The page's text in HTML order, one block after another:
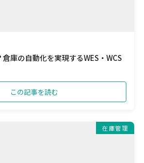
庫の自動化を実現するWES・WCS
この記事を読む
在庫管理